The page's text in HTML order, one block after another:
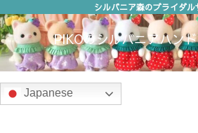
PIKOのシルバニアハン
シルバニア森のブライダル
Japanese